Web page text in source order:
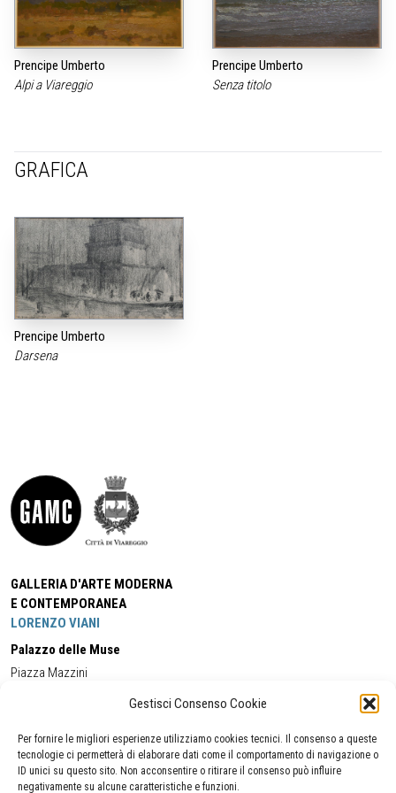
Gestisci Consenso Cookie
Per fornire le migliori esperienze utilizziamo cookies tecnici. Il consenso a queste
tecnologie ci permetterà di elaborare dati come il comportamento di navigazione o
ID unici su questo sito. Non acconsentire o ritirare il consenso può influire
negativamente su alcune caratteristiche e funzioni.
Prencipe Umberto
Alpi a Viareggio
Prencipe Umberto
Senza titolo
GRAFICA
Prencipe Umberto
Darsena
GALLERIA D'ARTE MODERNA
E CONTEMPORANEA
LORENZO VIANI
Palazzo delle Muse
Piazza Mazzini
Cell:+39 338 5714978 (orario apertura Galleria)
Tel:
+39 0584 944580
(orario 09.00/13.00)
Email:gamc@comune.viareggio.lu.it